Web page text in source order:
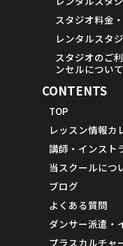
スタジオ料金
レンタルスタ
スタジオのご
ンセルについ
CONTENTS
TOP
レッスン情報カ
講師・インスト
当スクールにつ
ブログ
よくある質問
ダンサー派遣・
プラスカルチャ